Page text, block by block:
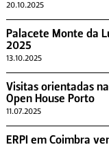
20.10.2025
Palacete Monte da
2025
13.10.2025
Visitas orientadas
Open House Porto
11.07.2025
ERPI em Coimbra